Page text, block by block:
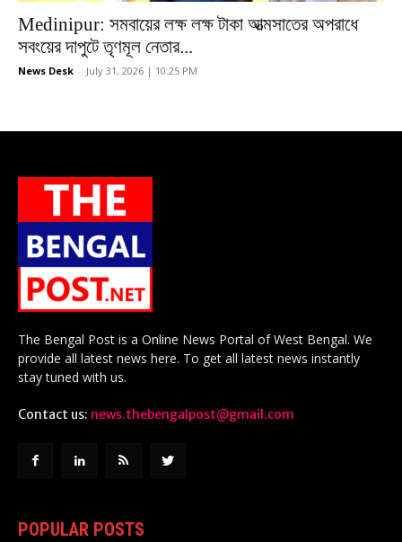
Medinipur: সমবায়ের লক্ষ লক্ষ টাকা আত্মসাতের অপরাধে
সবংয়ের দাপুটে তৃণমূল নেতার...
News Desk - July 31, 2026 | 10:25 PM
The Bengal Post is a Online News Portal of West Bengal. We
provide all latest news here. To get all latest news instantly
stay tuned with us.
Contact us: news.thebengalpost@gmail.com
POPULAR POSTS